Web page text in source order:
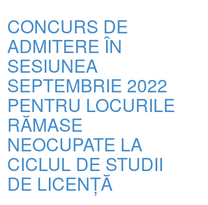
CONCURS DE
ADMITERE ÎN
SESIUNEA
SEPTEMBRIE 2022
PENTRU LOCURILE
RĂMASE
NEOCUPATE LA
CICLUL DE STUDII
DE LICENȚĂ